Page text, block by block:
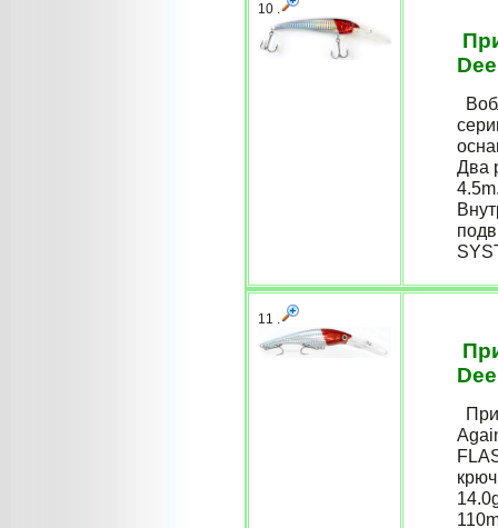
10 .
Два
11 .